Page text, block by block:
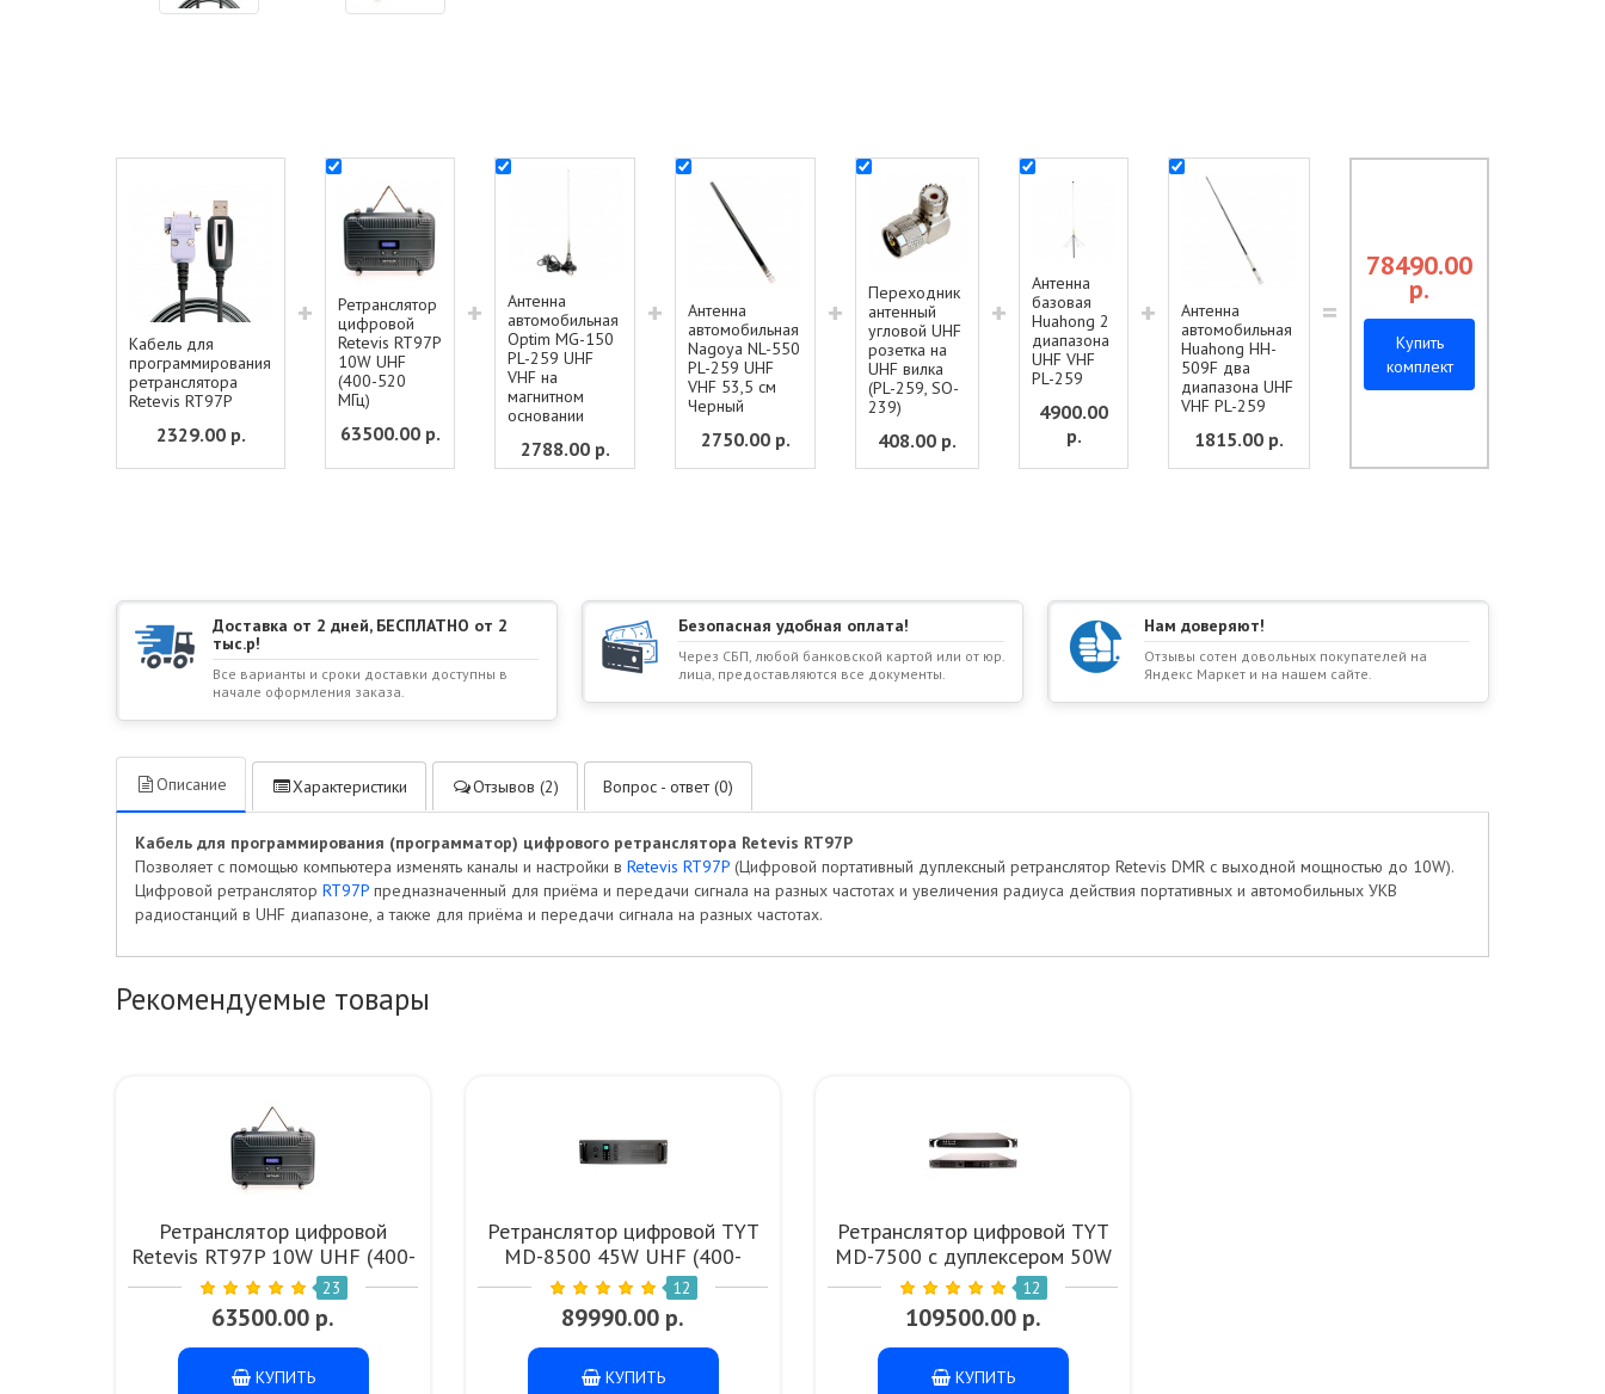
Кабель для
программирования
ретранслятора
Retevis RT97P
2329.00р.
+
Ретранслятор
цифровой
Retevis RT97P
10W UHF
(400-520
МГц)
63500.00р.
+
Антенна
автомобильная
Optim MG-150
PL-259 UHF
VHF на
магнитном
основании
2788.00р.
+
Антенна
автомобильная
Nagoya NL-550
PL-259 UHF
VHF 53,5 см
Черный
2750.00р.
+
Переходник
антенный
угловой UHF
розетка на
UHF вилка
(PL-259, SO-
239)
408.00 р.
+
Антенна
базовая
Huahong 2
диапазона
UHF VHF
PL-259
4900.00
р.
+
Антенна
автомобильная
Huahong HH-
509F два
диапазона UHF
VHF PL-259
1815.00 р.
=
78490.00
р.
Купить
комплект
Доставка от 2 дней, БЕСПЛАТНО от 2
тыс.р!
Все варианты и сроки доставки доступны в
начале оформления заказа.
Безопасная удобная оплата!
Через СБП, любой банковской картой или от юр.
лица, предоставляются все документы.
Нам доверяют!
Отзывы сотен довольных покупателей на
Яндекс Маркет и на нашем сайте.
Описание Характеристики Отзывов (2) Вопрос - ответ (0)
Кабель для программирования (программатор) цифрового ретранслятора Retevis RT97P
Позволяет с помощью компьютера изменять каналы и настройки в Retevis RT97P (Цифровой портативный дуплексный ретранслятор Retevis DMR с выходной мощностью до 10W).
Цифровой ретранслятор RT97P предназначенный для приёма и передачи сигнала на разных частотах и увеличения радиуса действия портативных и автомобильных УКВ
радиостанций в UHF диапазоне, а также для приёма и передачи сигнала на разных частотах.
Рекомендуемые товары
Ретранслятор цифровой
Retevis RT97P 10W UHF (400-
520 МГц) 23
63500.00 р.
КУПИТЬ
Ретранслятор цифровой TYT
MD-8500 45W UHF (400-
470МГц) 12
89990.00 р.
КУПИТЬ
Ретранслятор цифровой TYT
MD-7500 с дуплексером 50W
UHF (400-470 МГц)
12
109500.00 р.
КУПИТЬ